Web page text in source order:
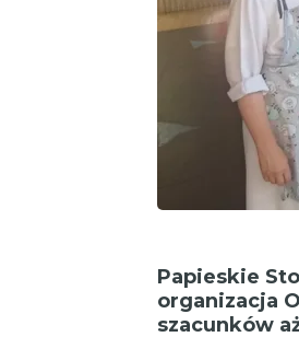
Papieskie
organizacja
szacunków